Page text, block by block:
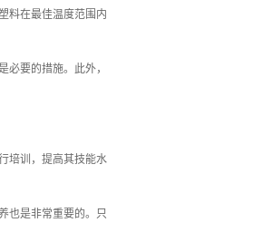
料在最佳温度范围内
要的措施。此外，
培训，提高其技能水
也是非常重要的。只